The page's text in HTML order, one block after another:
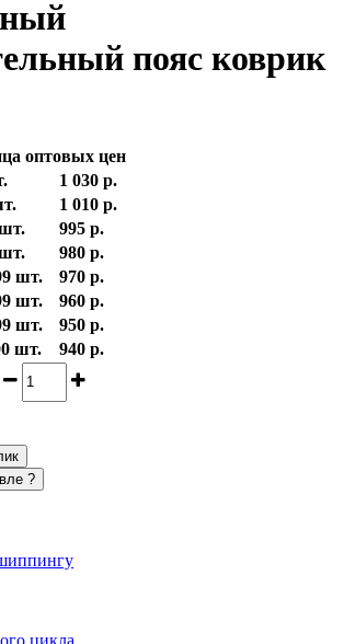
пояс коврик
оптовых цен
1 030 р.
1 010 р.
995 р.
980 р.
шт.
970 р.
шт.
960 р.
шт.
950 р.
шт.
940 р.
?